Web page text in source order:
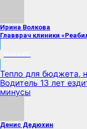
Ирина Волкова
Главврач клиники
Тепло для бюджета,
Водитель 13 лет
минусы
Денис Дедюхин